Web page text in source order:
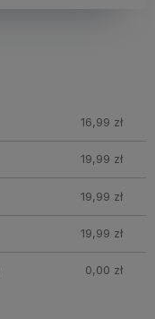
16,99 zł
19,99 zł
19,99 zł
19,99 zł
0,00 zł